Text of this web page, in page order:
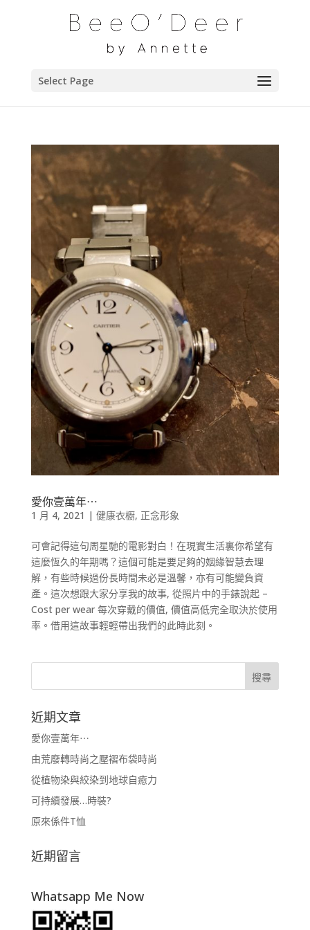
Select Page
愛你壹萬年⋯
1 月 4, 2021 | 健康衣櫉, 正念形象
可會記得這句周星馳的電影對白！在現實生活裏你希望有
這麼恆久的年期嗎？這個可能是要足夠的姻緣智慧去理
解，有些時候過份長時間未必是溫馨，亦有可能變負資
產。這次想跟大家分享我的故事, 從照片中的手錶說起 –
Cost per wear 每次穿戴的價值, 價值高低完全取決於使用
率。借用這故事輕輕帶出我們的此時此刻。
近期文章
愛你壹萬年⋯
由荒廢轉時尚之壓褶布袋時尚
從植物染與絞染到地球自癒力
可持續發展…時裝?
原來係件T恤
近期留言
Whatsapp Me Now